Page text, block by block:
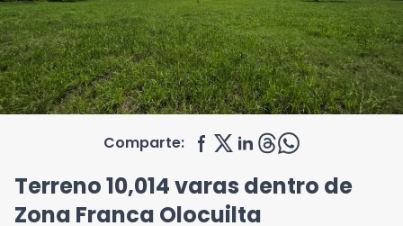
Comparte:
Terreno 10,014 varas dentro de
Zona Franca Olocuilta